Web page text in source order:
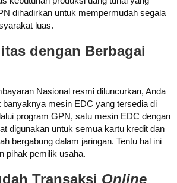
dihadirkan untuk mempermudah segala
luas.
dengan Berbagai
Nasional resmi diluncurkan, Anda
banyaknya mesin EDC yang tersedia di
program GPN, satu mesin EDC dengan
digunakan untuk semua kartu kredit dan
bergabung dalam jaringan. Tentu hal ini
pihak pemilik usaha.
Transaksi Online